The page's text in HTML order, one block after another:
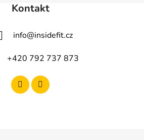
Kontakt
info@insidefit.cz
+420 792 737 873